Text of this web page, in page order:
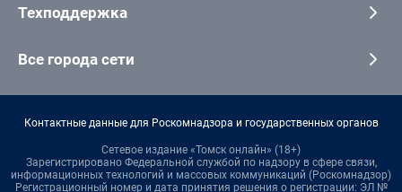
Техподдержка
Все города сети
Контактные данные для Роскомнадзора и государственных органов
Сетевое издание «Томск онлайн» (18+)
Зарегистрировано Федеральной службой по надзору в сфере связи,
информационных технологий и массовых коммуникаций (Роскомнадзор)
Регистрационный номер и дата принятия решения о регистрации: ЭЛ №